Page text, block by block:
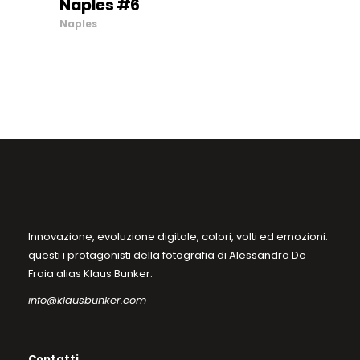
del
Naples #6
Naples
Innovazione, evoluzione digitale, colori, volti ed emozioni:
questi i protagonisti della fotografia di Alessandro De
Fraia alias Klaus Bunker.
info@klausbunker.com